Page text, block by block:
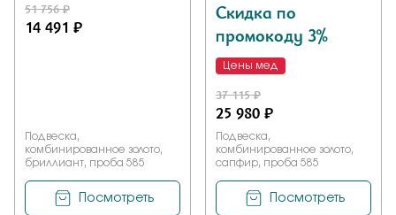
51 756 ₽
14 491 ₽
Подвеска,
комбинированное золото,
бриллиант, проба 585
Посмотреть
Скидка по
промокоду 3%
Цены мед
37 115 ₽
25 980 ₽
Подвеска,
комбинированное золото,
сапфир, проба 585
Посмотреть